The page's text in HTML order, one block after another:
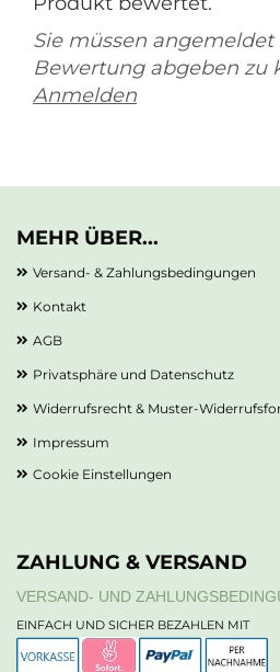
Sie müssen
Bewertung abgeben zu
Anmelden
MEHR ÜBER...
Versand- & Zahlungsbedingungen
Kontakt
AGB
Privatsphäre und Datenschutz
Widerrufsrecht & Muster-
Impressum
Cookie Einstellungen
ZAHLUNG & VERSAND
VERSAND- UND
EINFACH UND SICHER BEZAHLEN MIT